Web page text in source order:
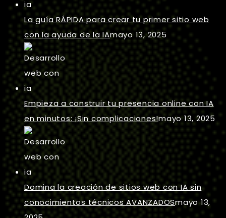
La guía RÁPIDA para crear tu primer sitio web
con la ayuda de la IAmayo 13, 2025
Empieza a construir tu presencia online con IA
en minutos: ¡Sin complicaciones!mayo 13, 2025
Domina la creación de sitios web con IA sin
conocimientos técnicos AVANZADOSmayo 13,